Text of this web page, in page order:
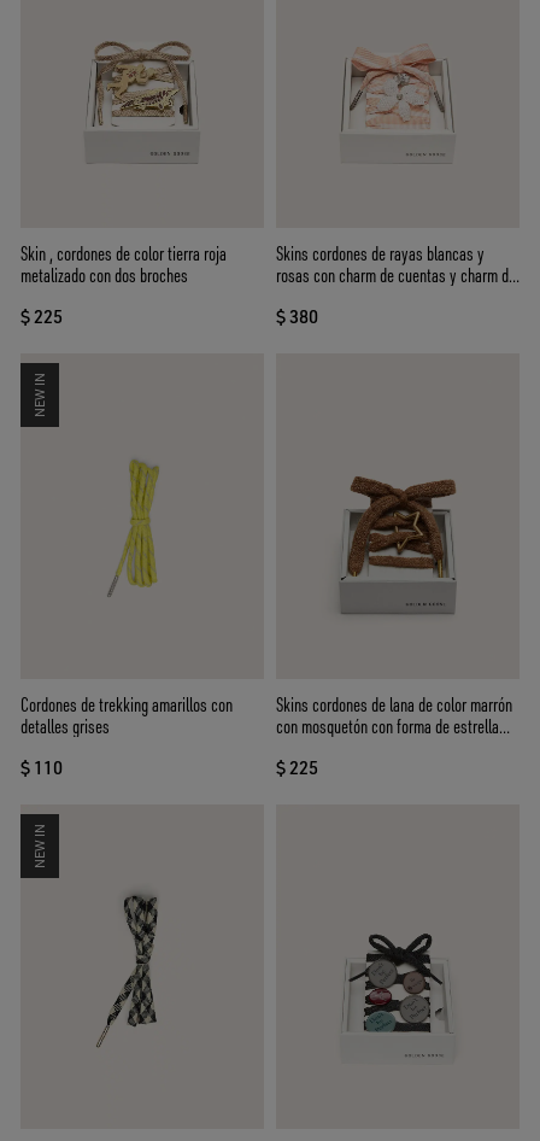
Skin , cordones de color tierra roja
metalizado con dos broches
$ 225
Skins cordones de rayas blancas y
rosas con charm de cuentas y charm de
$ 380
NEW IN
Cordones de trekking amarillos con
detalles grises
$ 110
Skins cordones de lana de color marrón
con mosquetón con forma de estrella
$ 225
NEW IN